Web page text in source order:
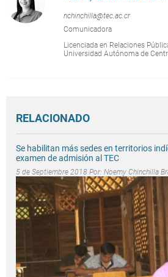
nchinchilla@tec.ac.cr
Comunicadora
Licenciada en Relaciones
Universidad Autónoma de
RELACIONADO
Se habilitan más sedes en territorios
examen de admisión al TEC
5 de Septiembre 2018 Por: Noemy Chinchilla